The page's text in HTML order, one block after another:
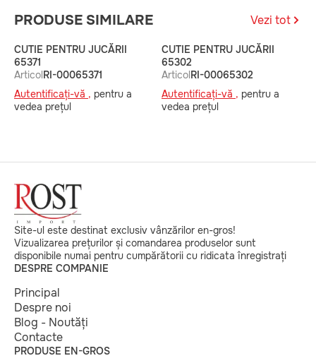
PRODUSE SIMILARE Vezi tot
CUTIE PENTRU JUCĂRII
65371
ArticolRI-00065371
Autentificați-vă , pentru a
vedea prețul
CUTIE PENTRU JUCĂRII
65302
ArticolRI-00065302
Autentificați-vă , pentru a
vedea prețul
Site-ul este destinat exclusiv vânzărilor en-gros!
Vizualizarea prețurilor și comandarea produselor sunt
disponibile numai pentru cumpărătorii cu ridicata înregistrați
DESPRE COMPANIE
Principal
Despre noi
Blog - Noutăți
Contacte
PRODUSE EN-GROS